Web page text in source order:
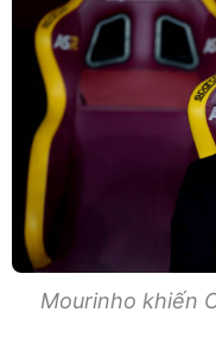
Mourinho khiến